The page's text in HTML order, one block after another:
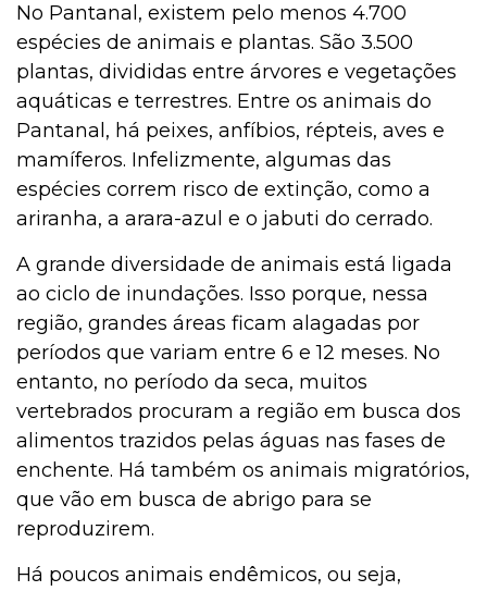
No Pantanal, existem pelo menos 4.700
espécies de animais e plantas. São 3.500
plantas, divididas entre árvores e vegetações
aquáticas e terrestres. Entre os animais do
Pantanal, há peixes, anfíbios, répteis, aves e
mamíferos. Infelizmente, algumas das
espécies correm risco de extinção, como a
ariranha, a arara-azul e o jabuti do cerrado.
A grande diversidade de animais está ligada
ao ciclo de inundações. Isso porque, nessa
região, grandes áreas ficam alagadas por
períodos que variam entre 6 e 12 meses. No
entanto, no período da seca, muitos
vertebrados procuram a região em busca dos
alimentos trazidos pelas águas nas fases de
enchente. Há também os animais migratórios,
que vão em busca de abrigo para se
reproduzirem.
Há poucos animais endêmicos, ou seja,